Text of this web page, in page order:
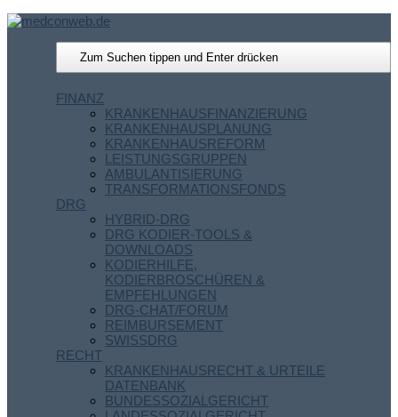
FINANZ
KRANKENHAUSFINANZIERUNG
KRANKENHAUSPLANUNG
KRANKENHAUSREFORM
LEISTUNGSGRUPPEN
AMBULANTISIERUNG
TRANSFORMATIONSFONDS
DRG
HYBRID-DRG
DRG KODIER-TOOLS &
DOWNLOADS
KODIERHILFE,
KODIERBROSCHÜREN &
EMPFEHLUNGEN
DRG-CHAT/FORUM
REIMBURSEMENT
SWISSDRG
RECHT
KRANKENHAUSRECHT & URTEILE
DATENBANK
BUNDESSOZIALGERICHT